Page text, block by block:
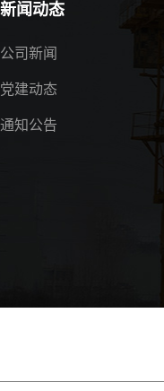
新闻动态
公司新闻
党建动态
通知公告